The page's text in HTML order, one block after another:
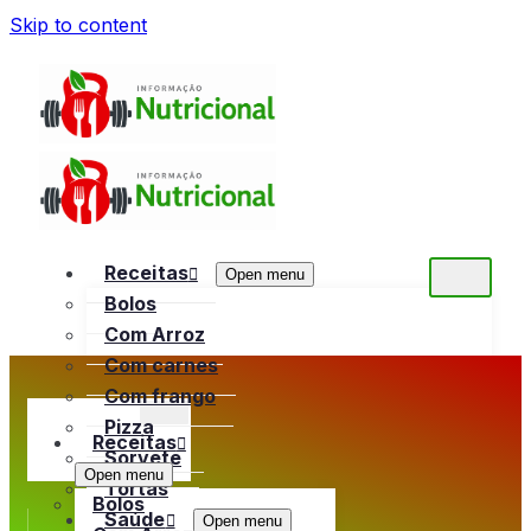
Skip to content
Receitas Open menu
Bolos
Com Arroz
Com carnes
Com frango
Pizza
Sorvete
Tortas
Saúde
Open menu
Receitas
Open menu
Bolos